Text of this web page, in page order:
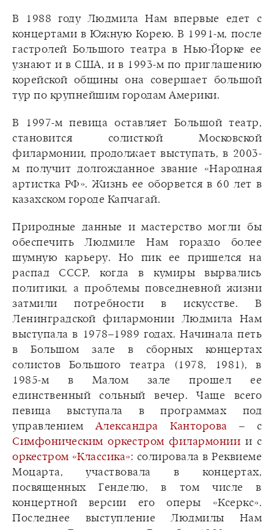
В 1988 году Людмила Нам впервые едет с
концертами в Южную Корею. В 1991-м, после
гастролей Большого театра в Нью-Йорке ее
узнают и в США, и в 1993-м по приглашению
корейской общины она совершает большой
тур по крупнейшим городам Америки.
В 1997-м певица оставляет Большой театр,
становится солисткой Московской
филармонии, продолжает выступать, в 2003-
м получит долгожданное звание «Народная
артистка РФ». Жизнь ее оборвется в 60 лет в
казахском городе Капчагай.
Природные данные и мастерство могли бы
обеспечить Людмиле Нам гораздо более
шумную карьеру. Но пик ее пришелся на
распад СССР, когда в кумиры вырвались
политики, а проблемы повседневной жизни
затмили потребности в искусстве. В
Ленинградской филармонии Людмила Нам
выступала в 1978–1989 годах. Начинала петь
в Большом зале в сборных концертах
солистов Большого театра (1978, 1981), в
1985-м в Малом зале прошел ее
единственный сольный вечер. Чаще всего
певица выступала в программах под
управлением Александра Канторова – с
Симфоническим оркестром филармонии и с
оркестром «Классика»: солировала в Реквиеме
Моцарта, участвовала в концертах,
посвященных Генделю, в том числе в
концертной версии его оперы «Ксеркс».
Последнее выступление Людмилы Нам